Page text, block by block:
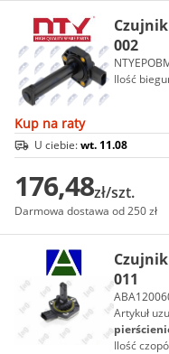
002
Ilość
Kup na raty
U ciebie:wt. 11.08
176,48zł/szt.
Darmowa dostawa od 250 zł
011
Artykuł
Ilość